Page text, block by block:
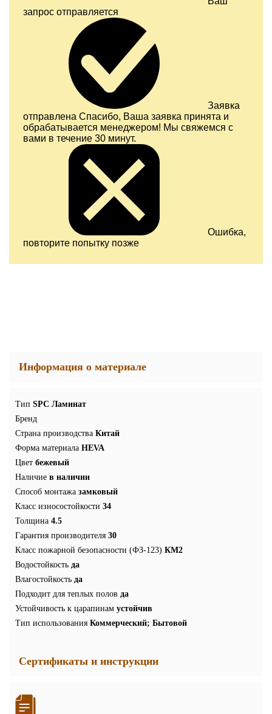
запрос отправляется
Заявка
отправлена Спасибо, Ваша заявка принята и
обрабатывается менеджером! Мы свяжемся с
вами в течение 30 минут.
Ошибка,
повторите попытку позже
Информация о материале
Тип SPC Ламинат
Бренд
Страна производства Китай
Форма материала HEVA
Цвет бежевый
Наличие в наличии
Способ монтажа замковый
Класс износостойкости 34
Толщина 4.5
Гарантия производителя 30
Класс пожарной безопасности (ФЗ-123) КМ2
Водостойкость да
Влагостойкость да
Подходит для теплых полов да
Устойчивость к царапинам устойчив
Тип использования Коммерческий; Бытовой
Сертификаты и инструкции